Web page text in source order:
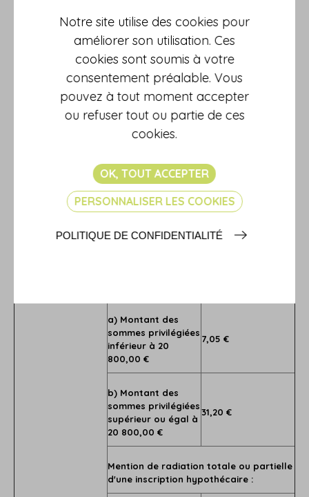
protêts et des
certificats de non-
chèques postaux
a) Montant des
sommes privilégiées
inférieur à 20
800,00 €
7,05 €
b) Montant des
sommes privilégiées
supérieur ou égal à
20 800,00 €
31,20 €
Délivrance d'un
extrait de registre
des protêts positif
ou négatif
2,03 €
a) Montant des
sommes privilégiées
inférieur à 20
800,00 €
7,05 €
b) Montant des
sommes privilégiées
supérieur ou égal à
20 800,00 €
31,20 €
Mention de radiation totale ou partielle
d'une inscription hypothécaire :
Notre site utilise des cookies pour
améliorer son utilisation. Ces
cookies sont soumis à votre
consentement préalable. Vous
pouvez à tout moment accepter
ou refuser tout ou partie de ces
cookies.
OK, TOUT ACCEPTER
PERSONNALISER LES COOKIES
POLITIQUE DE CONFIDENTIALITÉ